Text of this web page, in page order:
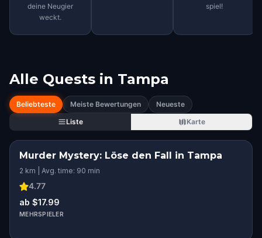
deine Neugier
weckt.
spiel!
Alle Quests in Tampa
Beliebteste Meiste Bewertungen
Neueste
Liste
Karte
Murder Mystery: Löse den Fall in Tampa
2 km | Avg. time: 90 min
4.77
ab $17.99
MEHRSPIELER